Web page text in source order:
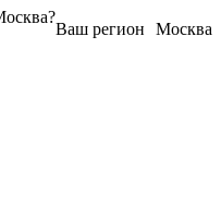
Москва
Ваш регион
?